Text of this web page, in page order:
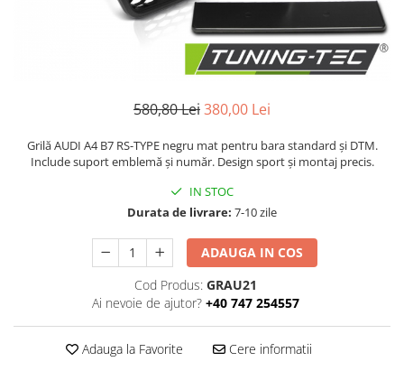
580,80 Lei380,00 Lei
Grilă AUDI A4 B7 RS-TYPE negru mat pentru bara standard și DTM.
Include suport emblemă și număr. Design sport și montaj precis.
IN STOC
Durata de livrare: 7-10 zile
ADAUGA IN COS
Cod Produs: GRAU21
Ai nevoie de ajutor? +40 747 254557
Adauga la Favorite Cere informatii